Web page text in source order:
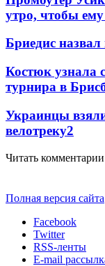
утро, чтобы
Бриедис
Костюк узнала
турнира в
Украинцы
велотреку2
Читать комментарии
Полная версия сайта
Facebook
Twitter
RSS-ленты
E-mail